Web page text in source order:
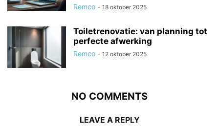
Remco - 18 oktober 2025
Toiletrenovatie: van planning tot
perfecte afwerking
Remco - 12 oktober 2025
NO COMMENTS
LEAVE A REPLY